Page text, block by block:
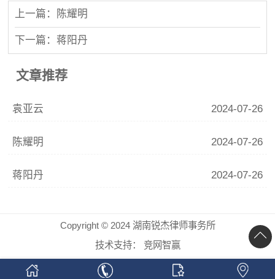
上一篇：陈耀明
下一篇：蒋阳丹
文章推荐
袁亚云 2024-07-26
陈耀明 2024-07-26
蒋阳丹 2024-07-26
Copyright © 2024 湖南锐杰律师事务所
技术支持：
竞网智赢